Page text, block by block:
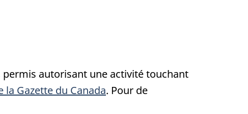
autorisant une activité touchant
la Gazette du Canada. Pour de